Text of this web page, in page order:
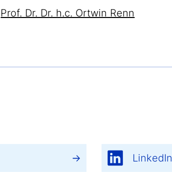
Prof. Dr. Dr. h.c. Ortwin Renn
LinkedIn